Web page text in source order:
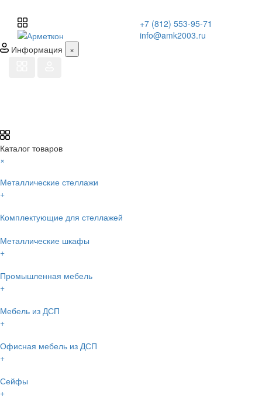
+7 (812) 553-95-71
info@amk2003.ru
Информация
×
Каталог товаров
×
Металлические стеллажи
+
Комплектующие для стеллажей
Металлические шкафы
+
Промышленная мебель
+
Мебель из ДСП
+
Офисная мебель из ДСП
+
Сейфы
+